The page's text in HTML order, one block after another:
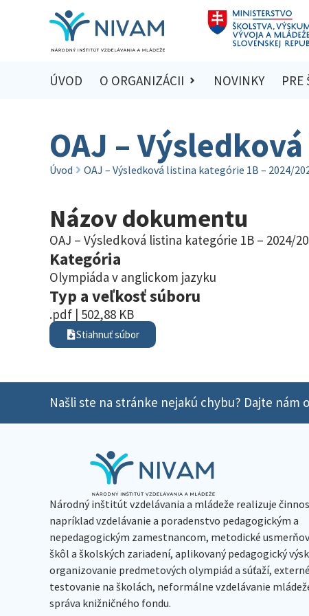
ÚVOD O ORGANIZÁCII NOVINKY PRE
OAJ –
Úvod OAJ – Výsledková listina kategórie 1B – 2024/
Názov dokumentu
OAJ – Výsledková listina kategórie 1B – 2024/
Kategória
Olympiáda v anglickom jazyku
Typ a veľkosť súboru
.pdf | 502,88 KB
Stiahnuť súbor
Našli ste na stránke nejakú chybu? Dajte nám
Národný inštitút vzdelávania a mládeže realizuje
napríklad vzdelávanie a poradenstvo pedagogickým a
nepedagogickým zamestnancom, metodické
škôl a školských zariadení, aplikovaný pedagogický
organizovanie predmetových olympiád a súťaží, externé
testovanie na školách, neformálne vzdelávanie
správa knižničného fondu.